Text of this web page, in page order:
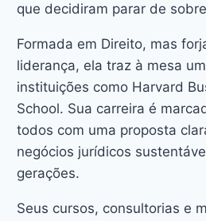
que decidiram parar de
Formada em Direito, mas
liderança, ela traz à mesa
instituições como Harvard
School. Sua carreira é
todos com uma proposta
negócios jurídicos
gerações.
Seus cursos, consultorias e